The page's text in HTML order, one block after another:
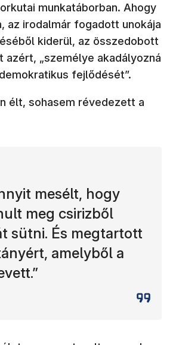
munkatáborban. Ahogy
az irodalmár fogadott unokája
kiderül, az összedobott
azért, „személye akadályozná
fejlődését”.
élt, sohasem révedezett a
mesélt, hogy
meg csirizből
sütni. És megtartott
amelyből a